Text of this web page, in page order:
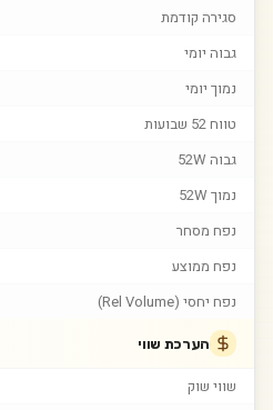
סגירה קודמת
גבוה יומי
נמוך יומי
טווח 52 שבועות
גבוה 52W
נמוך 52W
נפח מסחר
נפח ממוצע
נפח יחסי (Rel Volume)
הערכת שווי
שווי שוק